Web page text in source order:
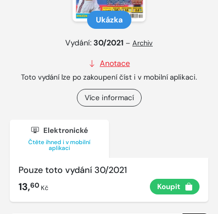
Ukázka
Vydání: 30/2021 – Archiv
Anotace
Toto vydání lze po zakoupení číst i v mobilní aplikaci.
Více informací
Elektronické
Čtěte ihned i v mobilní
aplikaci
Pouze toto vydání 30/2021
13,60 Kč Koupit